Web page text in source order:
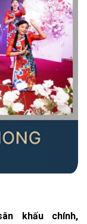
khấu chính,